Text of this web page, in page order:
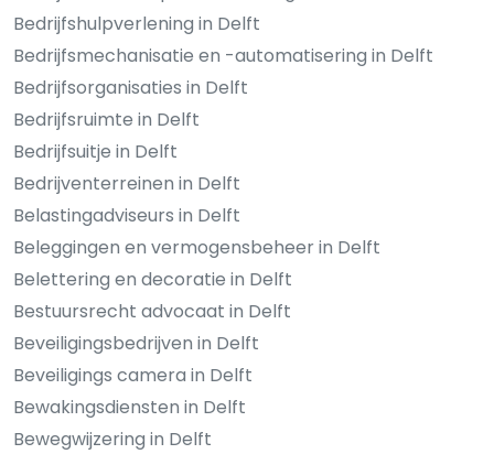
Bedrijfshulpverlening in Delft
Bedrijfsmechanisatie en -automatisering in Delft
Bedrijfsorganisaties in Delft
Bedrijfsruimte in Delft
Bedrijfsuitje in Delft
Bedrijventerreinen in Delft
Belastingadviseurs in Delft
Beleggingen en vermogensbeheer in Delft
Belettering en decoratie in Delft
Bestuursrecht advocaat in Delft
Beveiligingsbedrijven in Delft
Beveiligings camera in Delft
Bewakingsdiensten in Delft
Bewegwijzering in Delft